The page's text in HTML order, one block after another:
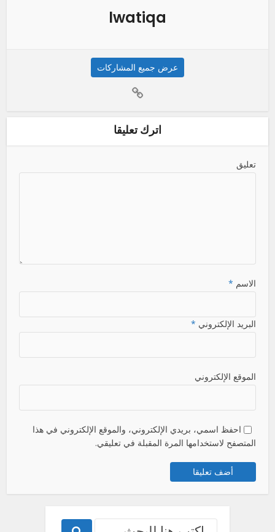
lwatiqa
عرض جميع المشاركات
اترك تعليقا
تعليق
الاسم *
البريد الإلكتروني *
الموقع الإلكتروني
احفظ اسمي، بريدي الإلكتروني، والموقع الإلكتروني في هذا
المتصفح لاستخدامها المرة المقبلة في تعليقي.